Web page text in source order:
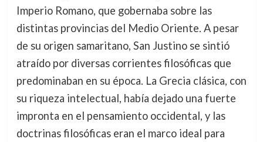
Imperio Romano, que gobernaba sobre las
distintas provincias del Medio Oriente. A pesar
de su origen samaritano, San Justino se sintió
atraído por diversas corrientes filosóficas que
predominaban en su época. La Grecia clásica, con
su riqueza intelectual, había dejado una fuerte
impronta en el pensamiento occidental, y las
doctrinas filosóficas eran el marco ideal para